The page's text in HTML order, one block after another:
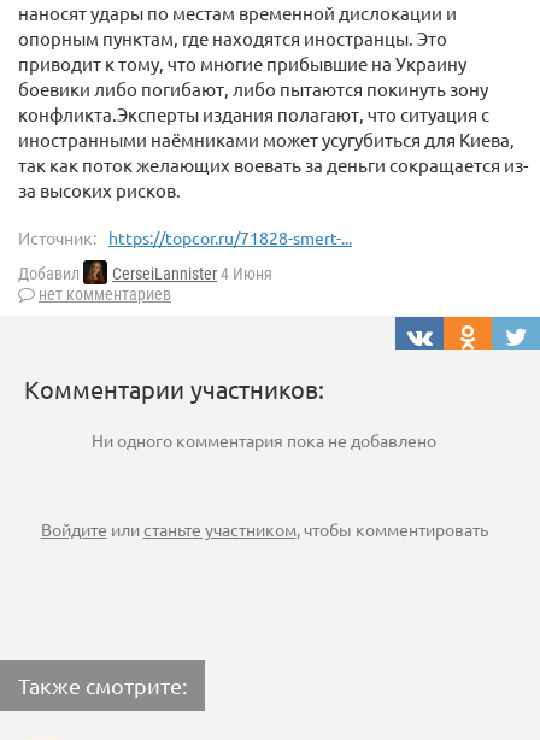
наносят удары по местам временной дислокации и
опорным пунктам, где находятся иностранцы. Это
приводит к тому, что многие прибывшие на Украину
боевики либо погибают, либо пытаются покинуть зону
конфликта.Эксперты издания полагают, что ситуация с
иностранными наёмниками может усугубиться для Киева,
так как поток желающих воевать за деньги сокращается из-
за высоких рисков.
Источник: https://topcor.ru/71828-smert-...
Добавил CerseiLannister4 Июня
нет комментариев
Комментарии участников:
Ни одного комментария пока не добавлено
Войдите илистаньте участником, чтобы комментировать
Также смотрите: